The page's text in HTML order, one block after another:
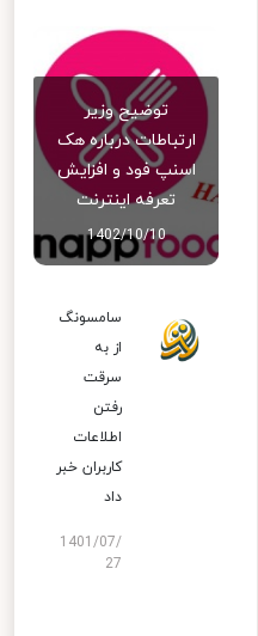
توضیح وزیر
ارتباطات درباره هک
اسنپ‌ فود و افزایش
تعرفه اینترنت
1402/10/10
سامسونگ
از به
سرقت
رفتن
اطلاعات
کاربران خبر
داد
1401/07/
27